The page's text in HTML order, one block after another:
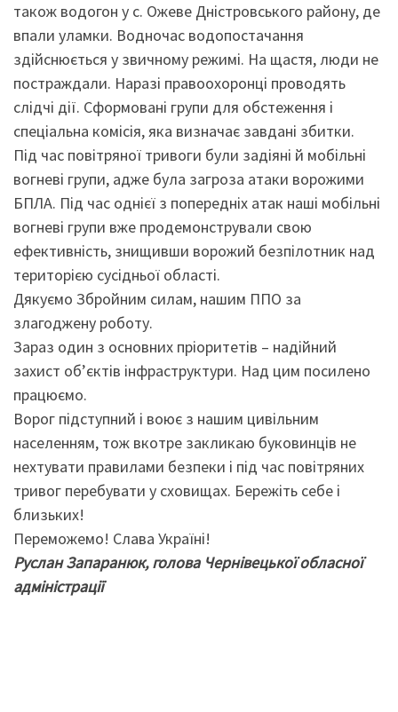
також водогон у с. Ожеве Дністровського району, де
впали уламки. Водночас водопостачання
здійснюється у звичному режимі. На щастя, люди не
постраждали. Наразі правоохоронці проводять
слідчі дії. Сформовані групи для обстеження і
спеціальна комісія, яка визначає завдані збитки.
Під час повітряної тривоги були задіяні й мобільні
вогневі групи, адже була загроза атаки ворожими
БПЛА. Під час однієї з попередніх атак наші мобільні
вогневі групи вже продемонстрували свою
ефективність, знищивши ворожий безпілотник над
територією сусідньої області.
Дякуємо Збройним силам, нашим ППО за
злагоджену роботу.
Зараз один з основних пріоритетів – надійний
захист об’єктів інфраструктури. Над цим посилено
працюємо.
Ворог підступний і воює з нашим цивільним
населенням, тож вкотре закликаю буковинців не
нехтувати правилами безпеки і під час повітряних
тривог перебувати у сховищах. Бережіть себе і
близьких!
Переможемо! Слава Україні!
Руслан Запаранюк, голова Чернівецької обласної
адміністрації